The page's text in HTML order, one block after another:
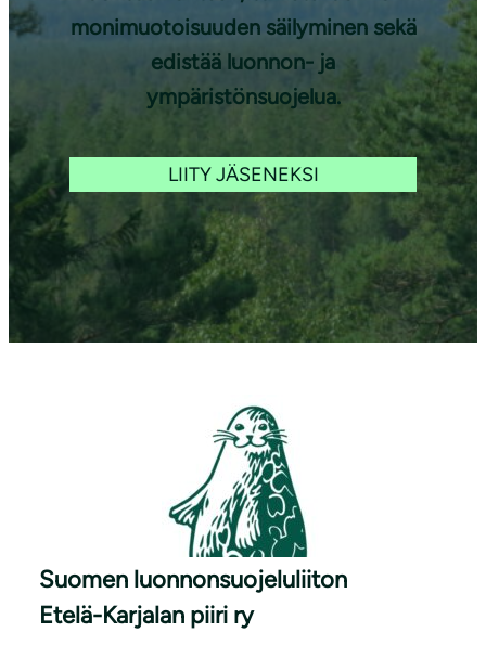
monimuotoisuuden säilyminen sekä
edistää luonnon- ja
ympäristönsuojelua.
LIITY JÄSENEKSI
Suomen luonnonsuojeluliiton
Etelä-Karjalan piiri ry